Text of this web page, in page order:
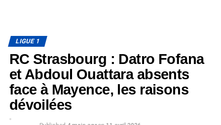
LIGUE 1
RC Strasbourg : Datro Fofana
et Abdoul Ouattara absents
face à Mayence, les raisons
dévoilées